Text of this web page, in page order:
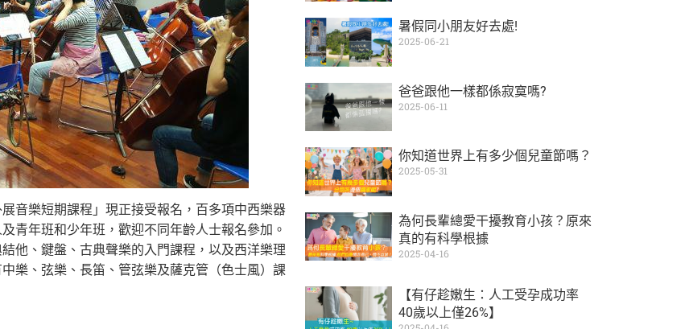
音樂短期課程」現正接受報名， 百多項中西樂器
青年班和少年班， 歡迎不同年齡人士報名參加。
他、鍵盤、古典聲樂的入門課程， 以及西洋樂理
樂、弦樂、長笛、管弦樂及薩克管（色士風） 課
暑假同小朋友好去處!
2025-06-21
爸爸跟他一樣都係寂寞嗎?
2025-06-11
你知道世界上有多少個兒童節嗎？
2025-05-31
為何長輩總愛干擾教育小孩？原來
真的有科學根據
2025-04-16
【有仔趁嫩生：人工受孕成功率
40歲以上僅26%】